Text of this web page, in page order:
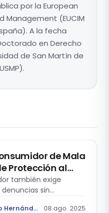
por la European
Management (EUCIM
A la fecha
en Derecho
de San Martín de
de Mala
Protección al
también exige
sin
Mg. Julio Alonso Lozano Hernández 08 ago. 2025